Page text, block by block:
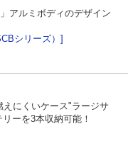
アルミボディのデザイン
シリーズ）]
にくいケース"ラージサ
ーを3本収納可能！